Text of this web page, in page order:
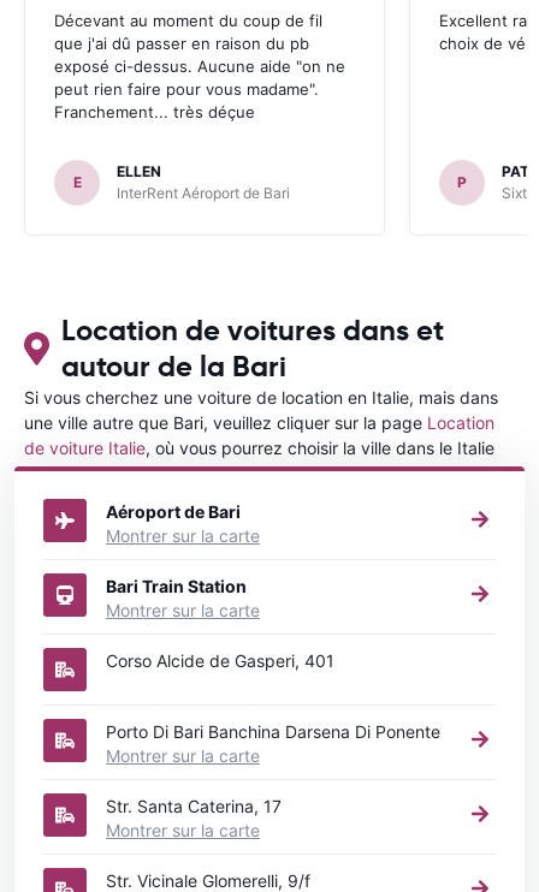
Décevant au moment du coup de fil
que j'ai dû passer en raison du pb
exposé ci-dessus. Aucune aide "on ne
peut rien faire pour vous madame".
Franchement... très déçue
E
ELLEN
InterRent Aéroport de Bari
Excellent
choix de
P
Sixt
Location de voitures dans et
autour de la Bari
Si vous cherchez une voiture de location en Italie, mais dans
une ville autre que Bari, veuillez cliquer sur la page Location
de voiture Italie, où vous pourrez choisir la ville dans le Italie
où vous souhaitez louer une voiture.
Aéroport de Bari
Montrer sur la carte
Bari Train Station
Montrer sur la carte
Corso Alcide de Gasperi, 401
Porto Di Bari Banchina Darsena Di Ponente
Montrer sur la carte
Str. Santa Caterina, 17
Montrer sur la carte
Str. Vicinale Glomerelli, 9/f